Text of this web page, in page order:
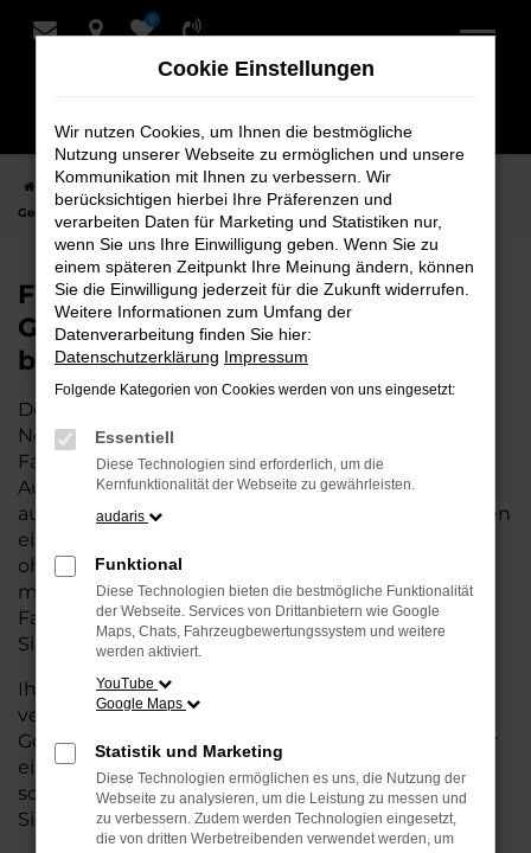
Zum
0
Startseite Nordenham Audi Audi A1
Finden Sie Ihren Audi A1
Gebrauchtwagen für Nordenham bei Schmidt + Koch
Finden Sie Ihren Audi A1
Gebrauchtwagen für Nordenham
bei Schmidt + Koch
Der Audi A1 ist die perfekte Wahl für alle in
Nordenham, die ein zuverlässiges und modernes
Fahrzeug suchen.Mit seiner erstklassigen
Ausstattung, der niedrigen Laufleistung und der
ausgezeichneten Pflege ist dieser Gebrauchtwagen
eine kostengünstige Alternative zum Neuwagen,
ohne auf Komfort und Qualität verzichten zu
müssen. Ob im Stadtverkehr oder für längere
Fahrten, der A1 überzeugt durch Fahrkomfort,
Sicherheit und Wirtschaftlichkeit.
Ihr Audi Autohaus in Nordenham ist Ihr
vertrauenswürdiger Partner, wenn es um
Gebrauchtwagen geht. Wir bieten Ihnen nicht nur
eine große Auswahl an geprüften Fahrzeugen,
sondern auch eine fachkundige Beratung, damit
Sie das für Sie passende Modell finden.
Cookie Einstellungen
Wir nutzen Cookies, um Ihnen die bestmögliche
Nutzung unserer Webseite zu ermöglichen und unsere
Kommunikation mit Ihnen zu verbessern. Wir
berücksichtigen hierbei Ihre Präferenzen und
verarbeiten Daten für Marketing und Statistiken nur,
wenn Sie uns Ihre Einwilligung geben. Wenn Sie zu
einem späteren Zeitpunkt Ihre Meinung ändern, können
Sie die Einwilligung jederzeit für die Zukunft widerrufen.
Weitere Informationen zum Umfang der
Datenverarbeitung finden Sie hier:
Datenschutzerklärung Impressum
Folgende Kategorien von Cookies werden von uns eingesetzt:
Essentiell
Diese Technologien sind erforderlich, um die
Kernfunktionalität der Webseite zu gewährleisten.
audaris
Funktional
Diese Technologien bieten die bestmögliche Funktionalität
der Webseite. Services von Drittanbietern wie Google
Maps, Chats, Fahrzeugbewertungssystem und weitere
werden aktiviert.
YouTube
Google Maps
Statistik und Marketing
Diese Technologien ermöglichen es uns, die Nutzung der
Webseite zu analysieren, um die Leistung zu messen und
zu verbessern. Zudem werden Technologien eingesetzt,
die von dritten Werbetreibenden verwendet werden, um